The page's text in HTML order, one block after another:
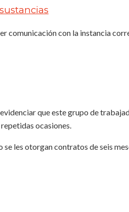
comunicación con la instancia
que este grupo de
ocasiones.
les otorgan contratos de seis